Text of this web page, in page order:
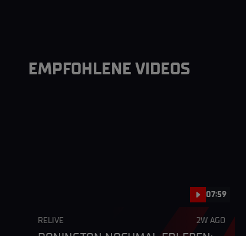
EMPFOHLENE VIDEOS
07:59
RELIVE 2W AGO